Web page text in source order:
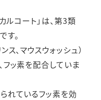
ルコート」は、第3類
す。
、マウスウォッシュ）
ッ素を配合していま
れているフッ素を効